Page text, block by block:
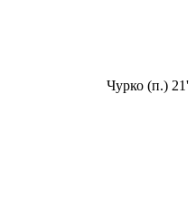
Чурко (п.) 21'